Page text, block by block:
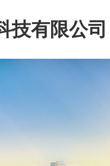
技有限公司